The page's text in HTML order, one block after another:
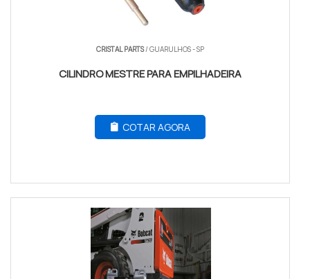
CRISTAL PARTS/ GUARULHOS - SP
CILINDRO MESTRE PARA EMPILHADEIRA
COTAR AGORA